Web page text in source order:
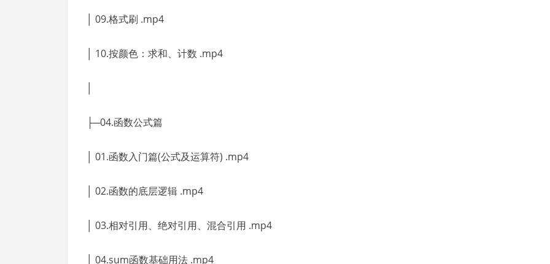
│ 09.格式刷 .mp4
│ 10.按颜色：求和、计数 .mp4
├─04.函数公式篇
│ 01.函数入门篇(公式及运算符) .mp4
│ 02.函数的底层逻辑 .mp4
│ 03.相对引用、绝对引用、混合引用 .mp4
│ 04.sum函数基础用法 .mp4